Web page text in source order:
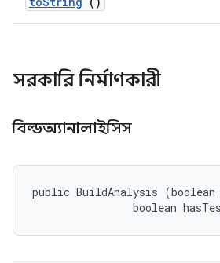
সরকারি নির্মাণকারী
বিল্ডঅ্যানালাইসিস
public BuildAnalysis (boolean
boolean